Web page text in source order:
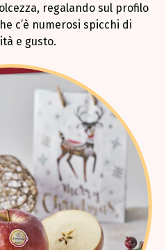
regalando sul profilo
c’è numerosi spicchi di
e gusto.